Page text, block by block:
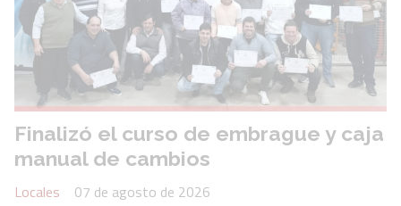
Finalizó el curso de embrague y caja
manual de cambios
Locales
07 de agosto de 2026